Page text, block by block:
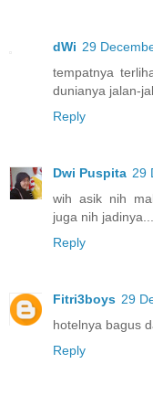
dWi 29
tempatnya
dunianya jalan-
Reply
Dwi Puspita 29
wih asik nih
juga nih
Reply
Fitri3boys 29
hotelnya bagus
Reply